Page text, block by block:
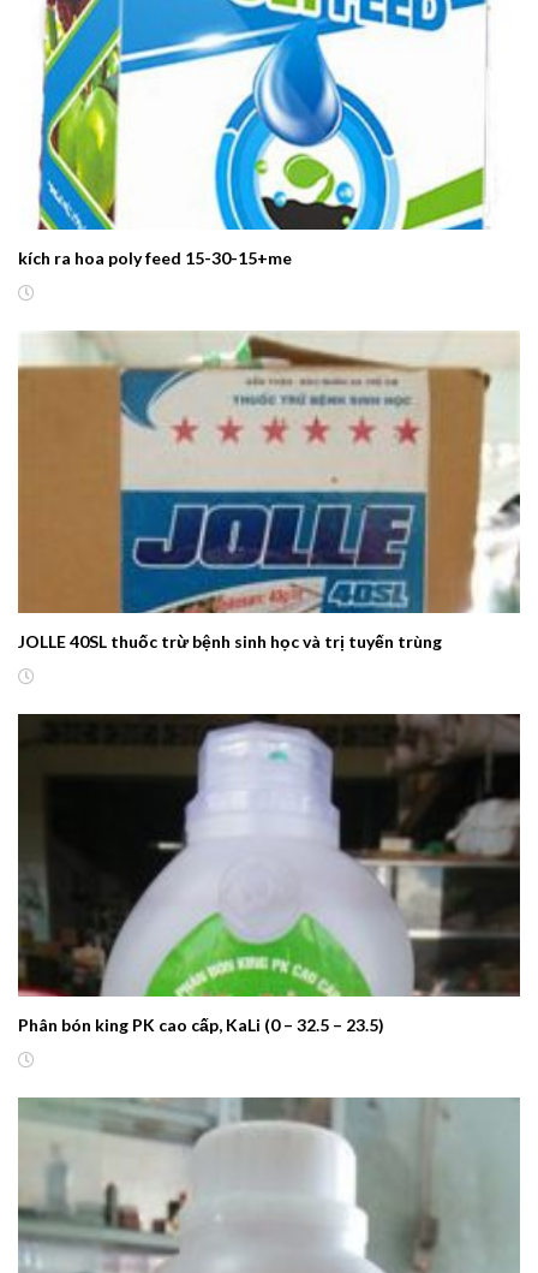
kích ra hoa poly feed 15-30-15+me
JOLLE 40SL thuốc trừ bệnh sinh học và trị tuyến trùng
Phân bón king PK cao cấp, KaLi (0 – 32.5 – 23.5)